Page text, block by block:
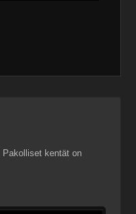
Pakolliset kentät on